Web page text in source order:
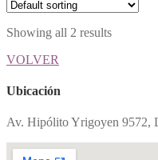
Showing all 2 results
VOLVER
Ubicación
Av. Hipólito Yrigoyen 9572,